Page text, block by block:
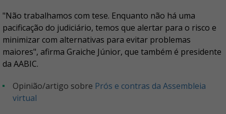
"Não trabalhamos com tese. Enquanto não há uma
pacificação do judiciário, temos que alertar para o risco e
minimizar com alternativas para evitar problemas
maiores", afirma Graiche Júnior, que também é presidente
da AABIC.
Opinião/artigo sobre Prós e contras da Assembleia
virtual